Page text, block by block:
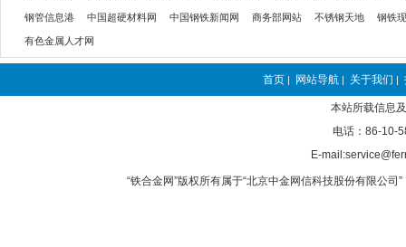
钢管信息港 中国超硬材料网 中国钢铁新闻网 商务部网站 不锈钢天地 钢铁
有色金属人才网
首页 | 网站导航 | 关于我们 |
本站所载信息
电话：86-10-
E-
“铁合金网”版权所有属于“北京中金网信科技股份有限公司